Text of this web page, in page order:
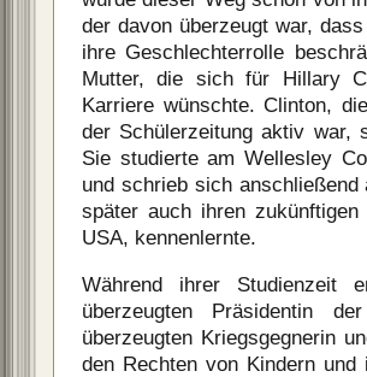
der davon überzeugt war,
ihre Geschlechterrolle
Mutter, die sich für Hillary
Karriere wünschte. Clinton,
der Schülerzeitung aktiv war,
Sie studierte am Wellesley
und schrieb sich
später auch ihren
USA, kennenlernte.
Während ihrer Studienzeit
überzeugten Präsidentin
überzeugten Kriegsgegnerin
den Rechten von Kindern